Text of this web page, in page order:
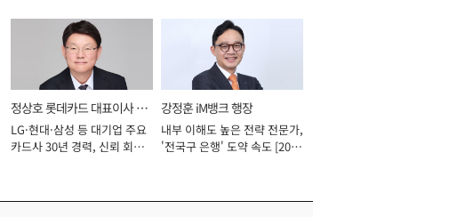
정상호 롯데카드 대표이사 사
장
LG·현대·삼성 등 대기업 주요
카드사 30년 경력, 신뢰 회복
강정훈 iM뱅크 행장
내부 이해도 높은 전략 전문가,
'전국구 은행' 도약 속도 [2026